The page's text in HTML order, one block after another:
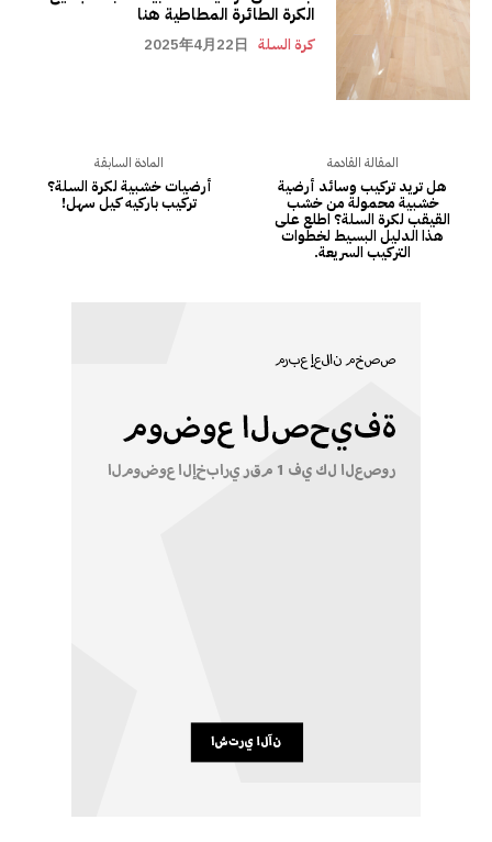
الكرة الطائرة المطاطية هنا
كرة السلة 2025年4月22日
المادة السابقة
أرضيات خشبية لكرة السلة؟
تركيب باركيه كيل سهل!
المقالة القادمة
هل تريد تركيب وسائد أرضية
خشبية محمولة من خشب
القيقب لكرة السلة؟ اطلع على
هذا الدليل البسيط لخطوات
التركيب السريعة.